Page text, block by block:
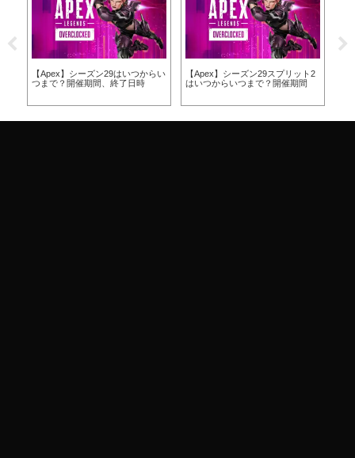
【Apex】シーズン29はいつからい
つまで？開催期間、終了日時
【Apex】シーズン29スプリット2
はいつからいつまで？開催期間